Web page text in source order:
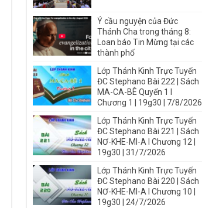
Ý cầu nguyện của Đức
Thánh Cha trong tháng 8:
Loan báo Tin Mừng tại các
thành phố
Lớp Thánh Kinh Trực Tuyến
ĐC Stephano Bài 222 | Sách
MA-CA-BÊ Quyển 1 I
Chương 1 | 19g30 | 7/8/2026
Lớp Thánh Kinh Trực Tuyến
ĐC Stephano Bài 221 | Sách
NƠ-KHE-MI-A I Chương 12 |
19g30 | 31/7/2026
Lớp Thánh Kinh Trực Tuyến
ĐC Stephano Bài 220 | Sách
NƠ-KHE-MI-A I Chương 10 |
19g30 | 24/7/2026